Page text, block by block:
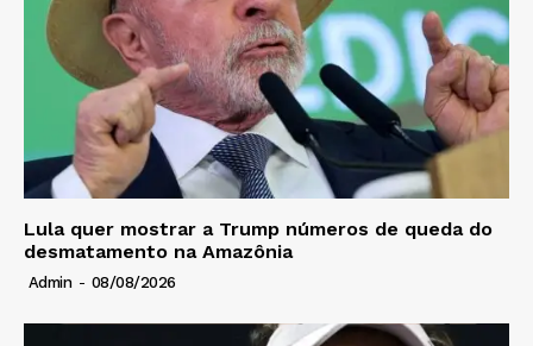
Lula quer mostrar a Trump números de queda do
desmatamento na Amazônia
Admin - 08/08/2026